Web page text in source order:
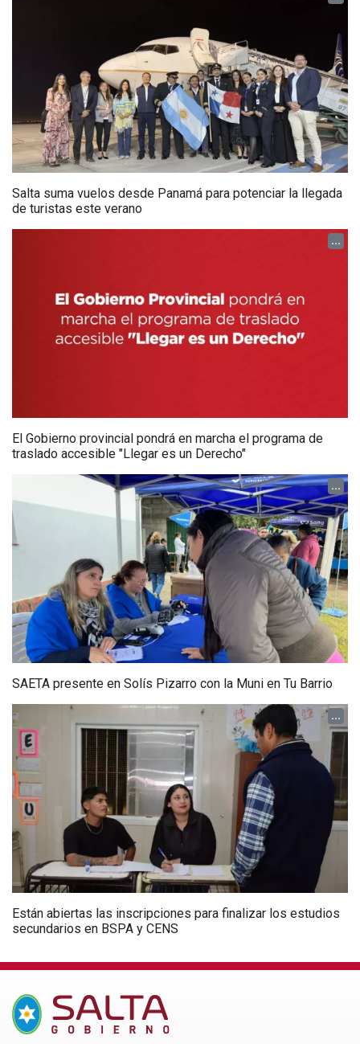
Salta suma vuelos desde Panamá para potenciar la llegada
de turistas este verano
...
El Gobierno provincial pondrá en marcha el programa de
traslado accesible "Llegar es un Derecho"
...
SAETA presente en Solís Pizarro con la Muni en Tu Barrio
...
Están abiertas las inscripciones para finalizar los estudios
secundarios en BSPA y CENS